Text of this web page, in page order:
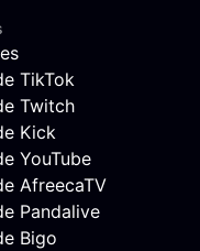
TikTok
Twitch
Kick
YouTube
AfreecaTV
Pandalive
Bigo